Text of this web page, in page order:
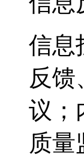
信息
反馈
议；
质量